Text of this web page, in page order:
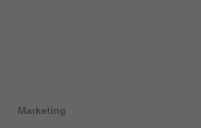
Marketing